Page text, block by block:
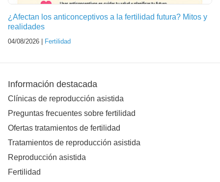
¿Afectan los anticonceptivos a la fertilidad futura? Mitos y
realidades
04/08/2026 | Fertilidad
Información destacada
Clínicas de reproducción asistida
Preguntas frecuentes sobre fertilidad
Ofertas tratamientos de fertilidad
Tratamientos de reproducción asistida
Reproducción asistida
Fertilidad